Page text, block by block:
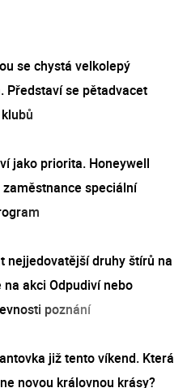
se chystá velkolepý
Představí se pětadvacet
jako priorita. Honeywell
speciální
nejjedovatější druhy štírů na
akci Odpudiví nebo
poznání
již tento víkend. Která
novou královnou krásy?